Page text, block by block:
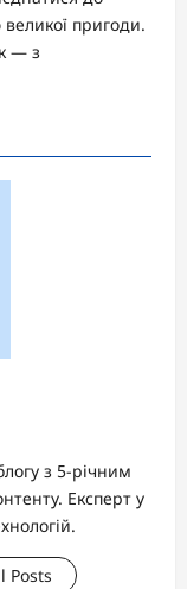
пригоди.
— з
з 5-річним
Експерт у
Posts